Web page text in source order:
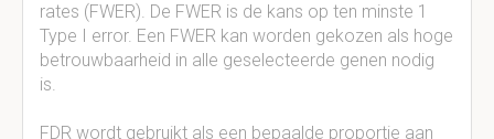
rates (FWER). De FWER is de kans op ten minste 1
Type I error. Een FWER kan worden gekozen als hoge
betrouwbaarheid in alle geselecteerde genen nodig
is.
FDR wordt gebruikt als een bepaalde proportie aan